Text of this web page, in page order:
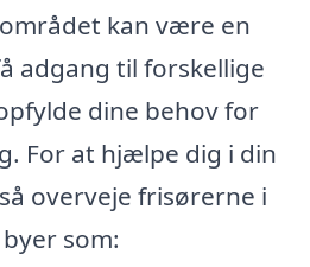
kan være en
adgang til forskellige
dine behov for
For at hjælpe dig i din
overveje frisørerne i
som: